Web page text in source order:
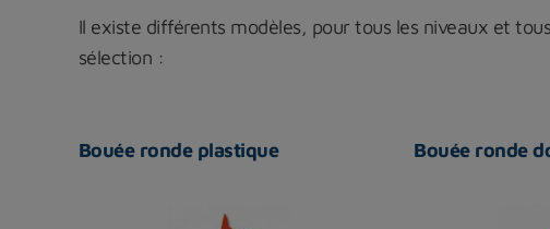
Il existe différents modèles, pour tous les niveaux et
sélection :
Bouée ronde plastique Bouée ronde